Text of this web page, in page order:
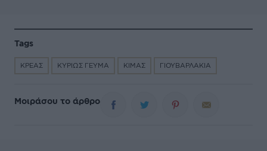
Tags
ΚΡΕΑΣ ΚΥΡΙΩΣ ΓΕΥΜΑ ΚΙΜΑΣ ΓΙΟΥΒΑΡΛΑΚΙΑ
Μοιράσου το άρθρο